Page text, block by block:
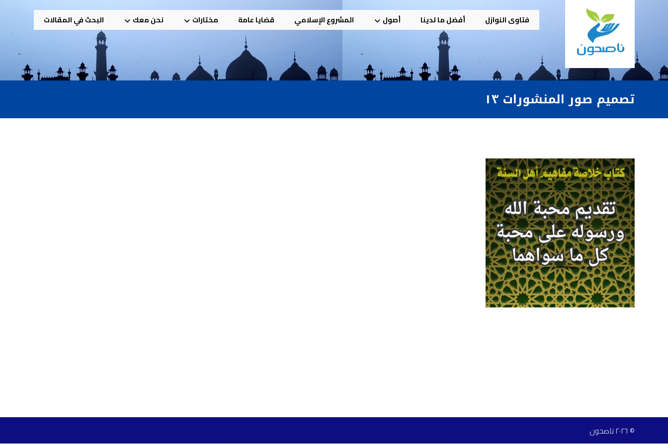
فتاوى النوازل أفضل ما لدينا أصول المشروع الإسلامي قضايا عامة مختارات نحن معك البحث في المقالات
تصميم صور المنشورات ١٣
© ٢٠٢٦ ناصحون